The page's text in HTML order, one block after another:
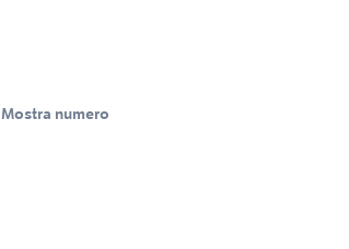
Mostra numero